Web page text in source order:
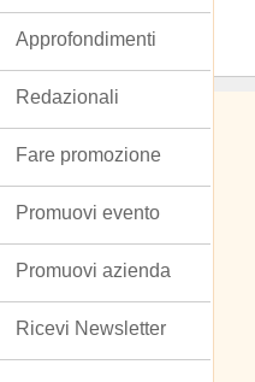
Approfondimenti
Redazionali
Fare promozione
Promuovi evento
Promuovi azienda
Ricevi Newsletter